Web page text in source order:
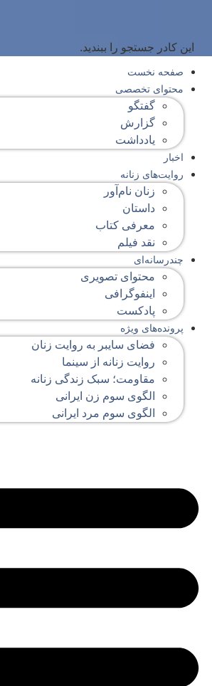
این کادر جستجو را ببندید.
صفحه‌ نخست
محتوای‌ تخصصی
گفتگو
گزارش
یادداشت
اخبار
روایت‌های زنانه
زنان نام‌آور
داستان
معرفی کتاب
نقد فیلم
چندرسانه‌ای
محتوای تصویری
اینفوگرافی
پادکست
پرونده‌های ویژه
فضای سایبر به روایت زنان
روایت زنانه از سینما
مقاومت؛ سبک زندگی زنانه
الگوی سوم زن ایرانی
الگوی سوم مرد ایرانی